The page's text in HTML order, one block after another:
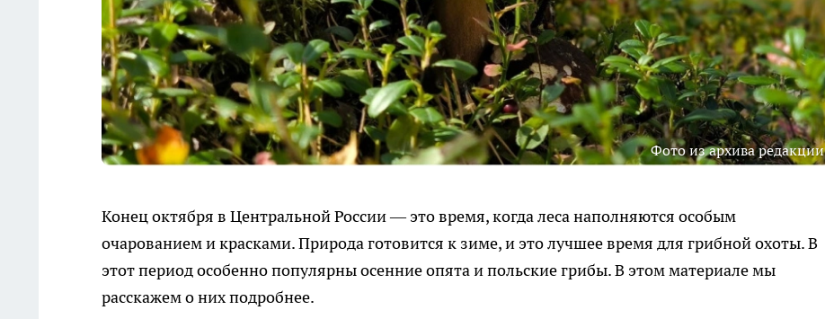
Фото из архива редакции
Конец октября в Центральной России — это время, когда леса наполняются особым
очарованием и красками. Природа готовится к зиме, и это лучшее время для грибной охоты. В
этот период особенно популярны осенние опята и польские грибы. В этом материале мы
расскажем о них подробнее.